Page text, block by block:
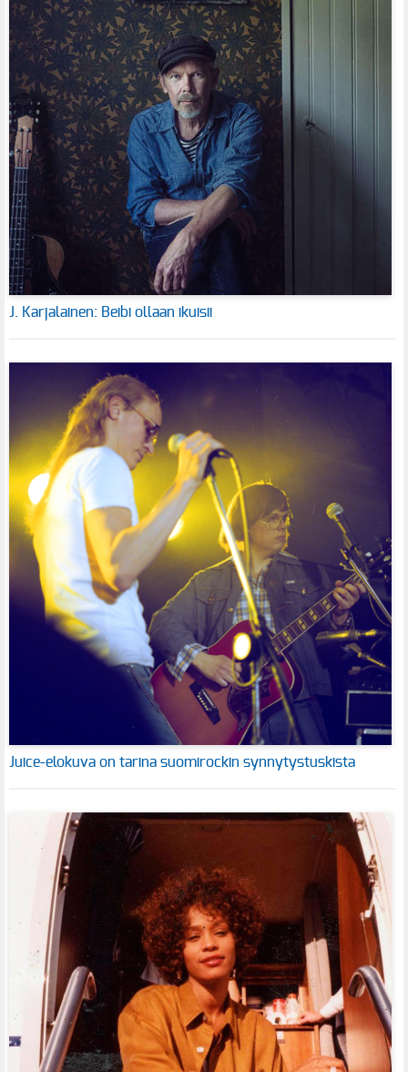
J. Karjalainen: Beibi ollaan ikuisii
Juice-elokuva on tarina suomirockin synnytystuskista